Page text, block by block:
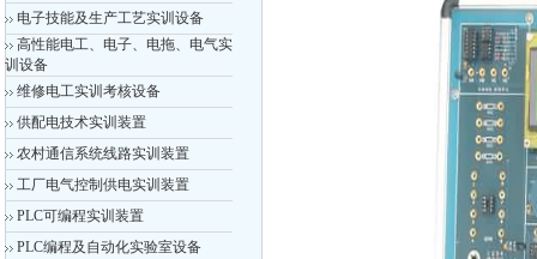
电子技能及生产工艺实训设备
高性能电工、电子、电拖、电气实
训设备
维修电工实训考核设备
供配电技术实训装置
农村通信系统线路实训装置
工厂电气控制供电实训装置
PLC可编程实训装置
PLC编程及自动化实验室设备